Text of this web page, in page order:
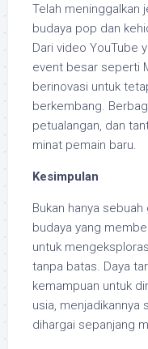
Telah meninggalkan
budaya pop dan
Dari video YouTube
event besar seperti
berinovasi untuk
berkembang.
petualangan, dan
minat pemain baru.
Kesimpulan
Bukan hanya
budaya yang
untuk
tanpa batas. Daya
kemampuan untuk
usia, menjadikannya
dihargai sepanjang